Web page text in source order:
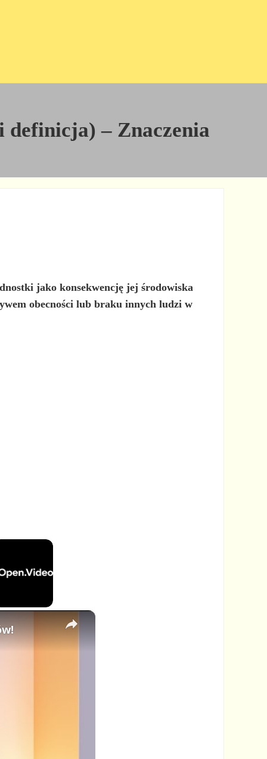
definicja) – Znaczenia
jako konsekwencję jej środowiska
obecności lub braku innych ludzi w
×